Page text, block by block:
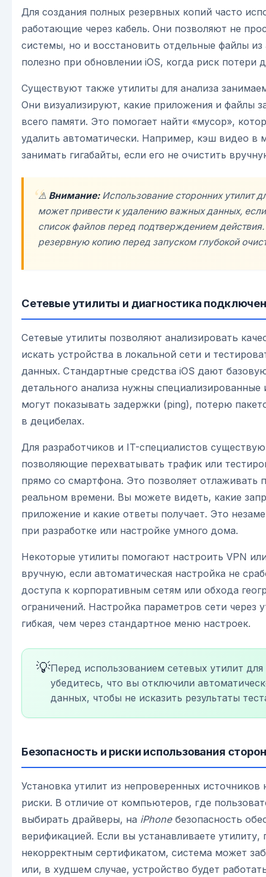
Для создания полных резервных копий часто
работающие через кабель. Они позволяют не
системы, но и восстановить отдельные файлы
полезно при обновлении iOS, когда риск потери
Существуют также утилиты для анализа
Они визуализируют, какие приложения и файлы
всего памяти. Это помогает найти «мусор»,
удалить автоматически. Например, кэш видео в
занимать гигабайты, если его не очистить
⚠️ Внимание:Использование сторонних утилит
может привести к удалению важных данных,
список файлов перед подтверждением действия.
резервную копию перед запуском глубокой
Сетевые утилиты и диагностика
Сетевые утилиты позволяют анализировать
искать устройства в локальной сети и
данных. Стандартные средства iOS дают
детального анализа нужны
могут показывать задержки (ping), потерю
в децибелах.
Для разработчиков и IT-специалистов
позволяющие перехватывать трафик или
прямо со смартфона. Это позволяет отлаживать
реальном времени. Вы можете видеть, какие
приложение и какие ответы получает. Это
при разработке или настройке умного дома.
Некоторые утилиты помогают настроить VPN
вручную, если автоматическая настройка не
доступа к корпоративным сетям или обхода
ограничений. Настройка параметров сети через
гибкая, чем через стандартное меню настроек.
💡Перед использованием сетевых утилит для
убедитесь, что вы отключили
данных, чтобы не исказить результаты
Безопасность и риски использования
Установка утилит из непроверенных источников
риски. В отличие от компьютеров, где
выбирать драйверы, на iPhone безопасность
верификацией. Если вы устанавливаете
некорректным сертификатом, система может
или, в худшем случае, устройство будет